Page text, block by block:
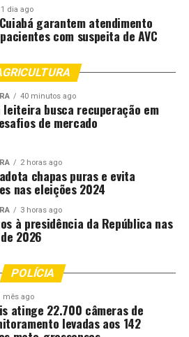
1 dia ago
garantem atendimento
com suspeita de AVC
40 minutos ago
leiteira busca recuperação em
de mercado
2 horas ago
chapas puras e evita
nas eleições 2024
3 horas ago
à presidência da República nas
2026
POLÍCIA
mês ago
atinge 22.700 câmeras de
levadas aos 142